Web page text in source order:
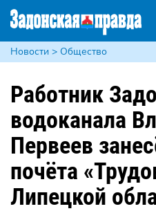
Новости > Общество
Работник
водоканала
Первеев
почёта
Липецкой